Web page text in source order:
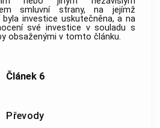
smluvní strany, na jejímž
byla investice uskutečněna, a na
své investice v souladu s
obsaženými v tomto článku.
Článek 6
Převody